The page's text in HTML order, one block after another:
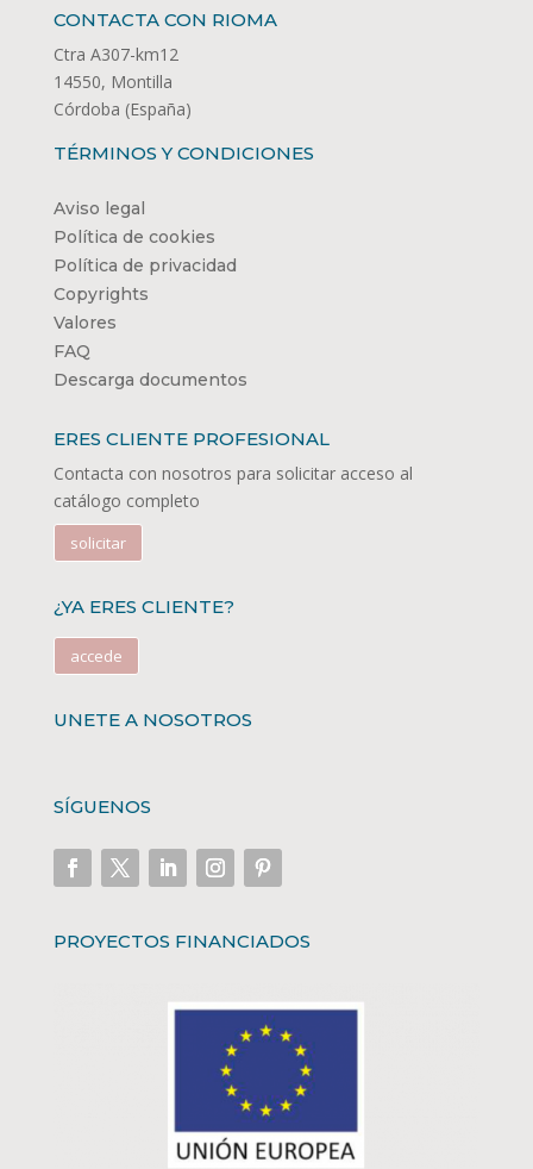
CONTACTA CON RIOMA
Ctra A307-km12
14550, Montilla
Córdoba (España)
TÉRMINOS Y CONDICIONES
Aviso legal
Política de cookies
Política de privacidad
Copyrights
Valores
FAQ
Descarga documentos
ERES CLIENTE PROFESIONAL
Contacta con nosotros para solicitar acceso al
catálogo completo
solicitar
¿YA ERES CLIENTE?
accede
UNETE A NOSOTROS
SÍGUENOS
PROYECTOS FINANCIADOS